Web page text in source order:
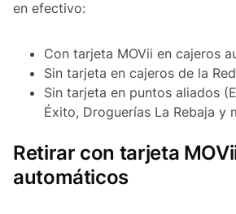
en efectivo:
Con tarjeta MOVii en cajeros
Sin tarjeta en cajeros de la
Sin tarjeta en puntos aliados
Éxito, Droguerías La Rebaja y
Retirar con tarjeta
automáticos